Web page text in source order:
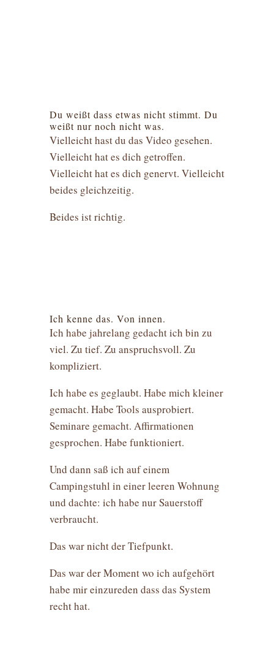
Du weißt dass etwas nicht stimmt. Du
weißt nur noch nicht was.
Vielleicht hast du das Video gesehen.
Vielleicht hat es dich getroffen.
Vielleicht hat es dich genervt. Vielleicht
beides gleichzeitig.
Beides ist richtig.
Ich kenne das. Von innen.
Ich habe jahrelang gedacht ich bin zu
viel. Zu tief. Zu anspruchsvoll. Zu
kompliziert.
Ich habe es geglaubt. Habe mich kleiner
gemacht. Habe Tools ausprobiert.
Seminare gemacht. Affirmationen
gesprochen. Habe funktioniert.
Und dann saß ich auf einem
Campingstuhl in einer leeren Wohnung
und dachte: ich habe nur Sauerstoff
verbraucht.
Das war nicht der Tiefpunkt.
Das war der Moment wo ich aufgehört
habe mir einzureden dass das System
recht hat.